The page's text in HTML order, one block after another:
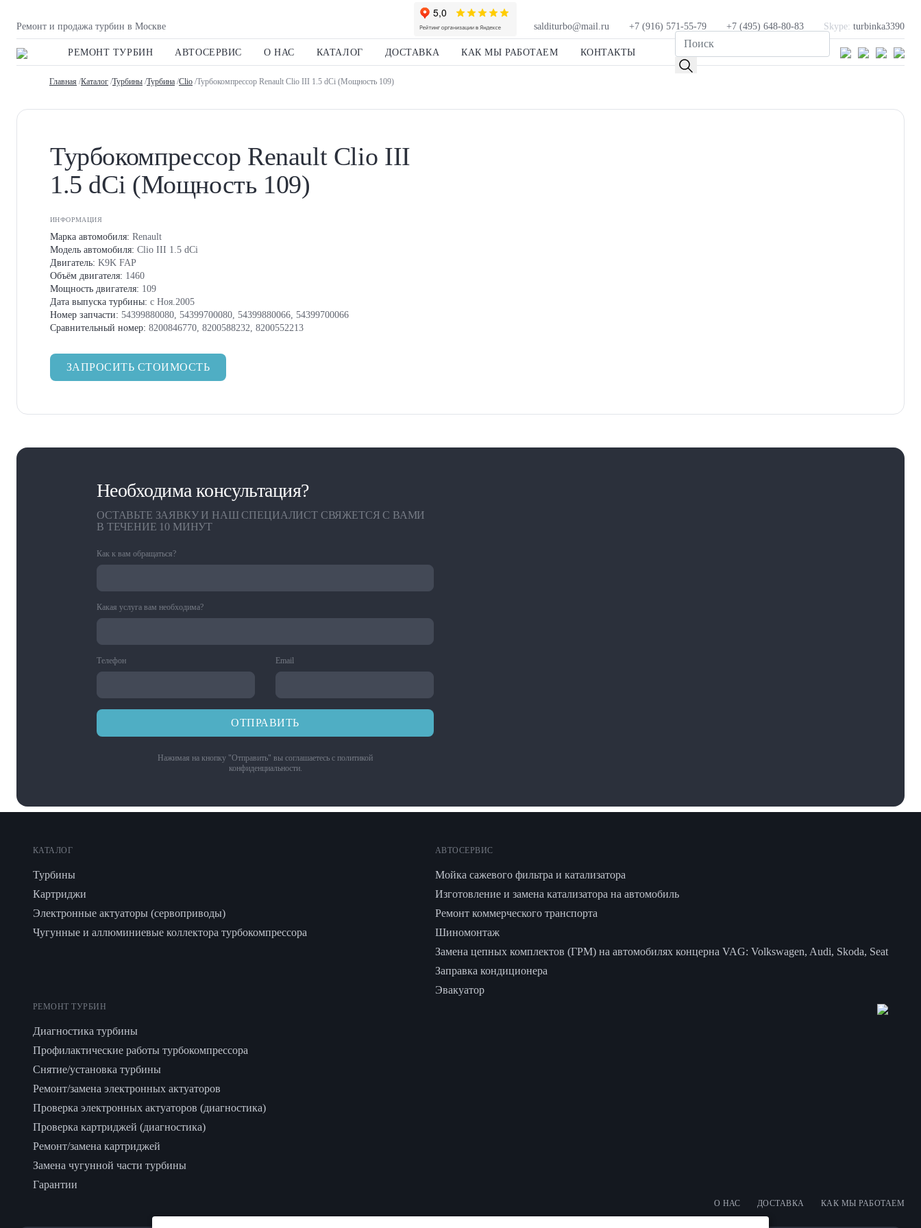
Ремонт и продажа турбин в Москве salditurbo@mail.ru +7 (916) 571-55-79 +7 (495) 648-80-83 Skype: turbinka3390
РЕМОНТ ТУРБИН АВТОСЕРВИС О НАС КАТАЛОГ ДОСТАВКА КАК МЫ РАБОТАЕМ КОНТАКТЫ
Главная /Каталог /Турбины /Турбина /Clio /Турбокомпрессор Renault Clio III 1.5 dCi (Мощность 109)
Турбокомпрессор Renault Clio III
1.5 dCi (Мощность 109)
ИНФОРМАЦИЯ
Марка автомобиля: Renault
Модель автомобиля: Clio III 1.5 dCi
Двигатель: K9K FAP
Объём двигателя: 1460
Мощность двигателя: 109
Дата выпуска турбины: с Ноя.2005
Номер запчасти: 54399880080, 54399700080, 54399880066, 54399700066
Сравнительный номер: 8200846770, 8200588232, 8200552213
ЗАПРОСИТЬ СТОИМОСТЬ
Необходима консультация?
ОСТАВЬТЕ ЗАЯВКУ И НАШ СПЕЦИАЛИСТ СВЯЖЕТСЯ С ВАМИ
В ТЕЧЕНИЕ 10 МИНУТ
Как к вам обращаться?
Какая услуга вам необходима?
Телефон Email
ОТПРАВИТЬ
Нажимая на кнопку "Отправить" вы соглашаетесь с политикой
конфиденциальности.
КАТАЛОГ
Турбины
Картриджи
Электронные актуаторы (сервоприводы)
Чугунные и аллюминиевые коллектора турбокомпрессора
АВТОСЕРВИС
Мойка сажевого фильтра и катализатора
Изготовление и замена катализатора на автомобиль
Ремонт коммерческого транспорта
Шиномонтаж
Замена цепных комплектов (ГРМ) на автомобилях концерна VAG: Volkswagen, Audi, Skoda, Seat
Заправка кондиционера
Эвакуатор
РЕМОНТ ТУРБИН
Диагностика турбины
Профилактические работы турбокомпрессора
Снятие/установка турбины
Ремонт/замена электронных актуаторов
Проверка электронных актуаторов (диагностика)
Проверка картриджей (диагностика)
Ремонт/замена картриджей
Замена чугунной части турбины
Гарантии
О НАС ДОСТАВКА КАК МЫ РАБОТАЕМ